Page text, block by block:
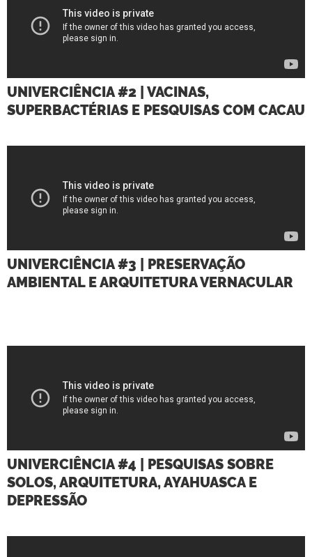
UNIVERCIÊNCIA #2 | VACINAS,
SUPERBACTÉRIAS E PESQUISAS COM CACAU
UNIVERCIÊNCIA #3 | PRESERVAÇÃO
AMBIENTAL E ARQUITETURA VERNACULAR
UNIVERCIÊNCIA #4 | PESQUISAS SOBRE
SOLOS, ARQUITETURA, AYAHUASCA E
DEPRESSÃO